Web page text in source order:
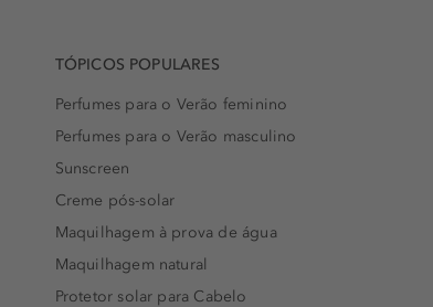
TÓPICOS POPULARES
Perfumes para o Verão feminino
Perfumes para o Verão masculino
Sunscreen
Creme pós-solar
Maquilhagem à prova de água
Maquilhagem natural
Protetor solar para Cabelo